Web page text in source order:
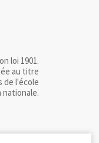
loi 1901.
au titre
de l'école
nationale.